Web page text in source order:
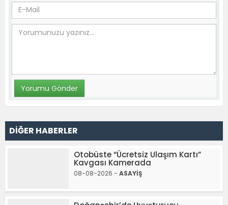
DİĞER HABERLER
Otobüste “Ücretsiz Ulaşım Kartı”
Kavgası Kamerada
08-08-2026 - ASAYİŞ